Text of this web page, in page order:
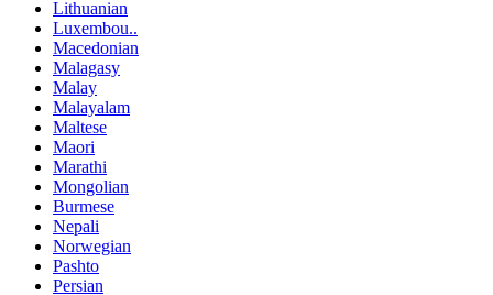
Lithuanian
Luxembou..
Macedonian
Malagasy
Malay
Malayalam
Maltese
Maori
Marathi
Mongolian
Burmese
Nepali
Norwegian
Pashto
Persian